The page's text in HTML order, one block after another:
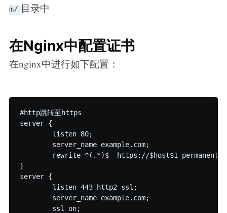
m/ 目录中
在Nginx中配置证书
在nginx中进行如下配置：
#http跳转至https
server {
        listen 80;
        server_name example.com;
        rewrite ^(.*)$  https://$host$1 permanent;
}
server {
        listen 443 http2 ssl;
        server_name example.com;
        ssl on;